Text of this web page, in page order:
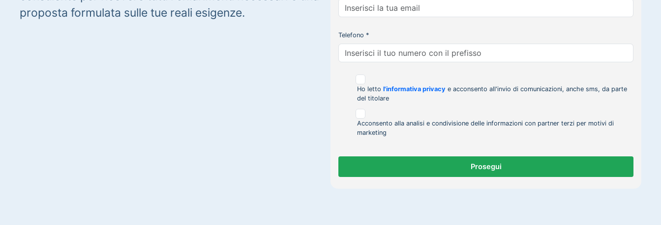
proposta formulata sulle tue reali esigenze.
Telefono *
Ho letto l'informativa privacy e acconsento all'invio di comunicazioni, anche sms, da parte
del titolare
Acconsento alla analisi e condivisione delle informazioni con partner terzi per motivi di
marketing